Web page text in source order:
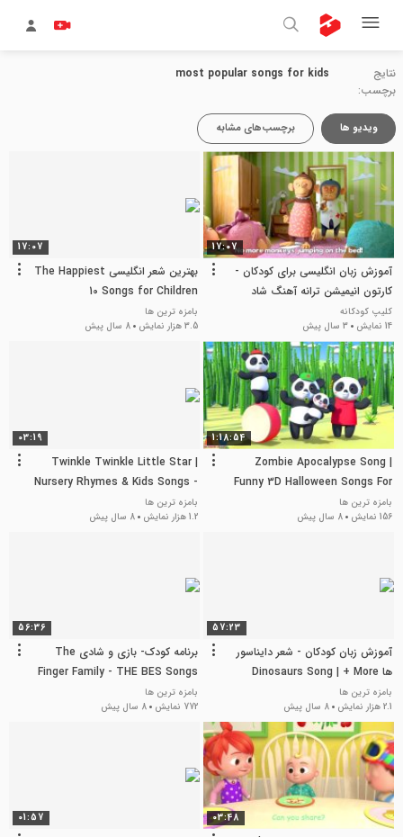
نتایج
برچسب:
most popular songs for kids
ویدیو ها برچسب‌های مشابه
17:07
آموزش زبان انگلیسی برای کودکان -
کارتون انیمیشن ترانه آهنگ شاد
زیرنویس
کلیپ کودکانه
14 نمایش
3 سال پیش
17:07
بهترین شعر انگلیسی The Happiest
10 Songs for Children
بامزه ترین ها
3.5 هزار نمایش
8 سال پیش
1:18:54
Zombie Apocalypse Song |
Funny 3D Halloween Songs For
Kids by All Babies Channel
بامزه ترین ها
156 نمایش
8 سال پیش
03:19
Twinkle Twinkle Little Star |
Nursery Rhymes & Kids Songs -
ABCkidTV
بامزه ترین ها
1.2 هزار نمایش
8 سال پیش
57:23
آموزش زبان کودکان - شعر دایناسور
ها Dinosaurs Song | + More
Nursery Rhymes & Kids Songs
بامزه ترین ها
2.1 هزار نمایش
8 سال پیش
56:36
برنامه کودک- بازی و شادی The
Finger Family - THE BES Songs
for Children | LooLoo Kids
بامزه ترین ها
772 نمایش
8 سال پیش
03:48
01:57